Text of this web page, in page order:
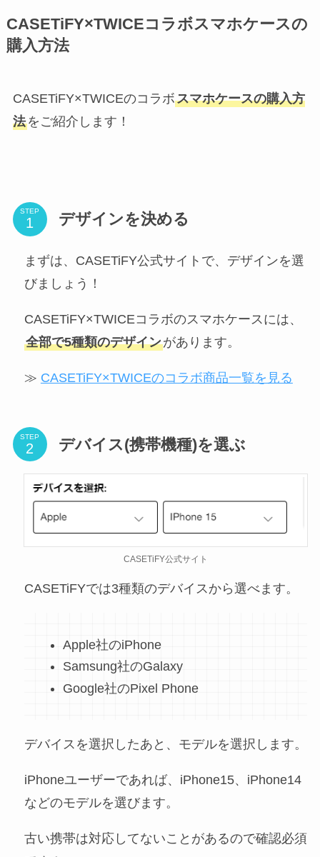
CASETiFY×TWICEコラボスマホケースの
購入方法
CASETiFY×TWICEのコラボスマホケースの購入方
法をご紹介します！
STEP デザインを決める
まずは、CASETiFY公式サイトで、デザインを選
びましょう！
CASETiFY×TWICEコラボのスマホケースには、
全部で5種類のデザインがあります。
≫ CASETiFY×TWICEのコラボ商品一覧を見る
STEP デバイス(携帯機種)を選ぶ
CASETiFY公式サイト
CASETiFYでは3種類のデバイスから選べます。
Apple社のiPhone
Samsung社のGalaxy
Google社のPixel Phone
デバイスを選択したあと、モデルを選択します。
iPhoneユーザーであれば、iPhone15、iPhone14
などのモデルを選びます。
古い携帯は対応してないことがあるので確認必須